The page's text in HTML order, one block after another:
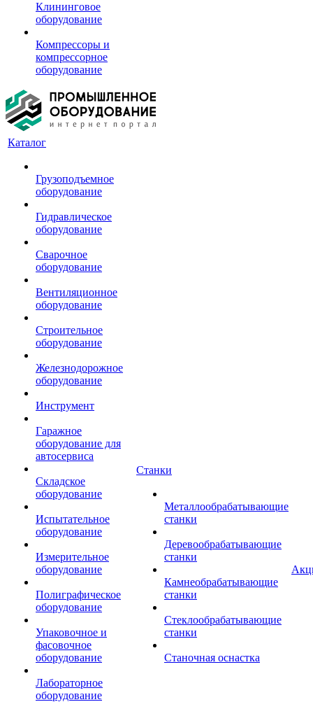
Клининговое
оборудование
Компрессоры и
компрессорное
оборудование
Каталог
Грузоподъемное
оборудование
Гидравлическое
оборудование
Сварочное
оборудование
Вентиляционное
оборудование
Строительное
оборудование
Железнодорожное
оборудование
Инструмент
Гаражное
оборудование для
автосервиса
Складское
оборудование
Испытательное
оборудование
Измерительное
оборудование
Полиграфическое
оборудование
Упаковочное и
фасовочное
оборудование
Лабораторное
оборудование
Станки
Металлообрабатывающие
станки
Деревообрабатывающие
станки
Камнеобрабатывающие
станки
Стеклообрабатывающие
станки
Станочная оснастка